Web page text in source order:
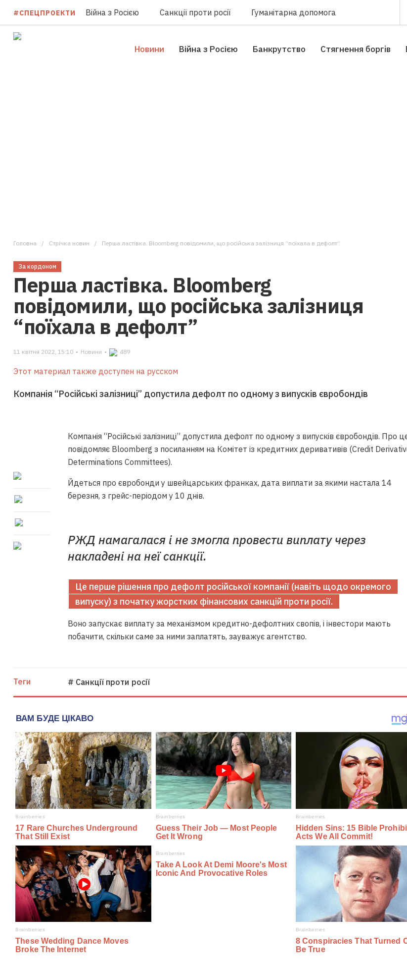
#СПЕЦПРОЕКТИ Війна з Росією Санкції проти росії Гуманітарна допомога
Новини Війна з Росією Банкрутство Стягнення боргiв
Головна Стрічка новин Перша ластівка. Bloomberg повідомили, що російська залізниця “поїхала в дефолт”
За кордоном
Перша ластівка. Bloomberg
повідомили, що російська залізниця
“поїхала в дефолт”
11 квітня 2022, 15:10 • Новини • 489
Этот материал также доступен на русском
Компанія “Російські залізниці” допустила дефолт по одному з випусків євробондів
Компанія “Російські залізниці” допустила дефолт по одному з випусків євробондів. Про
повідомляє Bloomberg з посиланням на Комітет із кредитних деривативів (Credit
Determinations Committees).
Йдеться про євробонди у швейцарських франках, дата виплати за якими настала 14
березня, з грейс-періодом у 10 днів.
РЖД намагалася і не змогла провести виплату через
накладені на неї санкції.
Це перше рішення про дефолт російської компанії (навіть щодо окремого
випуску) з початку жорстких фінансових санкцій проти росії.
Воно запускає виплату за механізмом кредитно-дефолтних свопів, і інвестори мають
побачити, скільки саме за ними заплатять, зауважує агентство.
Теги # Санкції проти росії